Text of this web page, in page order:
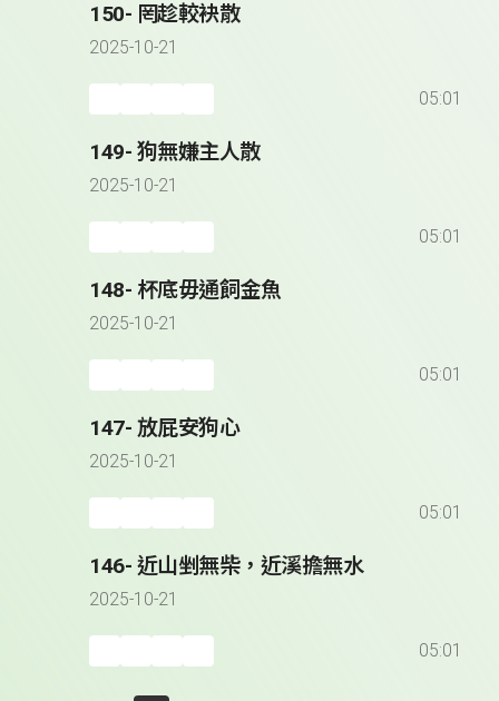
150- 罔趁較袂散
2025-10-21
05:01
149- 狗無嫌主人散
2025-10-21
05:01
148- 杯底毋通飼金魚
2025-10-21
05:01
147- 放屁安狗心
2025-10-21
05:01
146- 近山剉無柴，近溪擔無水
2025-10-21
05:01